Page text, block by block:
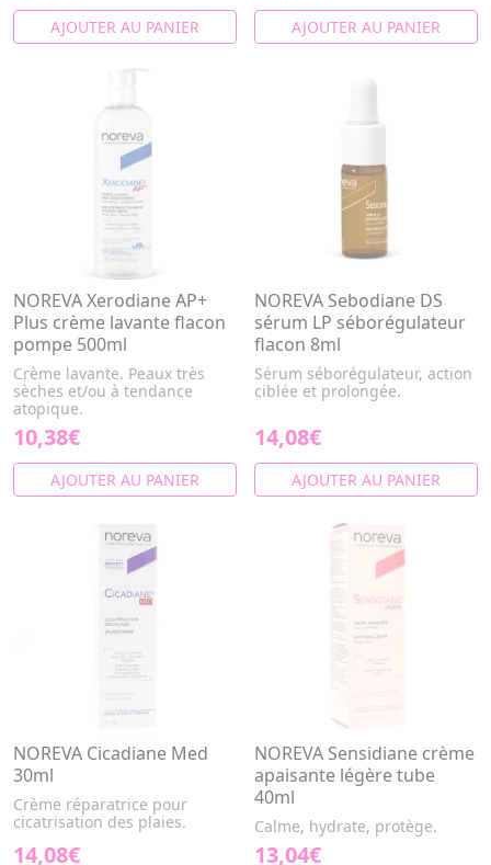
AJOUTER AU PANIER AJOUTER AU PANIER
NOREVA Xerodiane AP+
Plus crème lavante flacon
pompe 500ml
Crème lavante. Peaux très
sèches et/ou à tendance
atopique.
10,38€
AJOUTER AU PANIER
NOREVA Sebodiane DS
sérum LP séborégulateur
flacon 8ml
Sérum séborégulateur, action
ciblée et prolongée.
14,08€
AJOUTER AU PANIER
NOREVA Cicadiane Med
30ml
Crème réparatrice pour
cicatrisation des plaies.
14,08€
NOREVA Sensidiane crème
apaisante légère tube
40ml
Calme, hydrate, protège.
13,04€